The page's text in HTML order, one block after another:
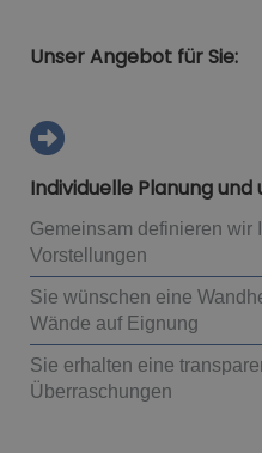
Unser Angebot für Sie:
Individuelle Planung
Gemeinsam definieren wir
Vorstellungen
Sie wünschen eine
Wände auf Eignung
Sie erhalten eine
Überraschungen